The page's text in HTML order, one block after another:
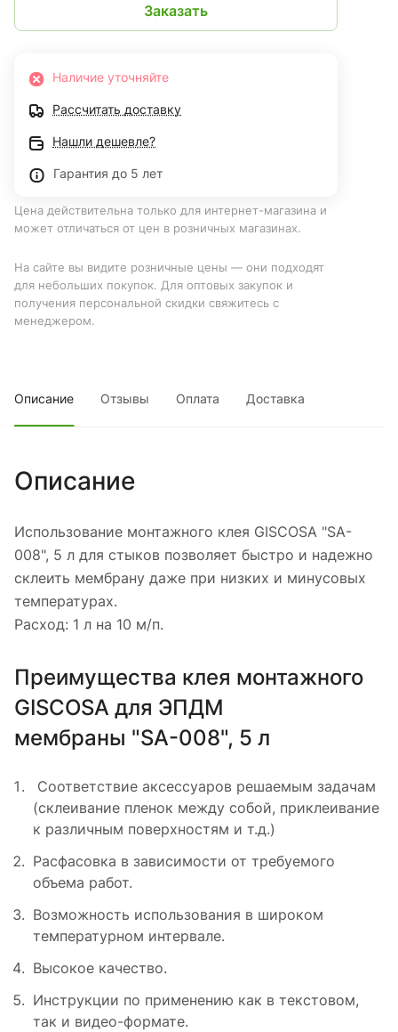
Заказать
Наличие уточняйте
Рассчитать доставку
Нашли дешевле?
Гарантия до 5 лет
Цена действительна только для интернет-магазина и
может отличаться от цен в розничных магазинах.
На сайте вы видите розничные цены — они подходят
для небольших покупок. Для оптовых закупок и
получения персональной скидки свяжитесь с
менеджером.
Описание Отзывы Оплата Доставка
Описание
Использование монтажного клея GISCOSA "SA-
008", 5 л для стыков позволяет быстро и надежно
склеить мембрану даже при низких и минусовых
температурах.
Расход: 1 л на 10 м/п.
Преимущества клея монтажного
GISCOSA для ЭПДМ
мембраны "SA-008", 5 л
Соответствие аксессуаров решаемым задачам
(склеивание пленок между собой, приклеивание
к различным поверхностям и т.д.)
Расфасовка в зависимости от требуемого
объема работ.
Возможность использования в широком
температурном интервале.
Высокое качество.
Инструкции по применению как в текстовом,
так и видео-формате.